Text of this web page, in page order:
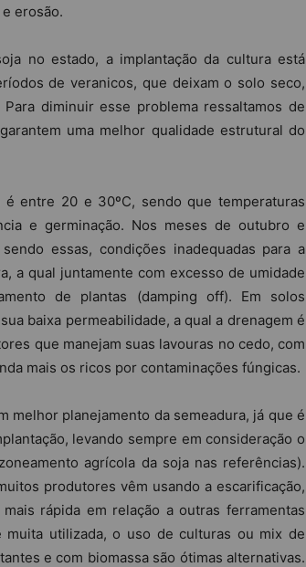
erosão.
no estado, a implantação da cultura está
de veranicos, que deixam o solo seco,
diminuir esse problema ressaltamos de
uma melhor qualidade estrutural do
entre 20 e 30ºC, sendo que temperaturas
e germinação. Nos meses de outubro e
essas, condições inadequadas para a
a qual juntamente com excesso de umidade
de plantas (damping off). Em solos
baixa permeabilidade, a qual a drenagem é
que manejam suas lavouras no cedo, com
mais os ricos por contaminações fúngicas.
melhor planejamento da semeadura, já que é
levando sempre em consideração o
agrícola da soja nas referências).
produtores vêm usando a escarificação,
rápida em relação a outras ferramentas
muita utilizada, o uso de culturas ou mix de
e com biomassa são ótimas alternativas.